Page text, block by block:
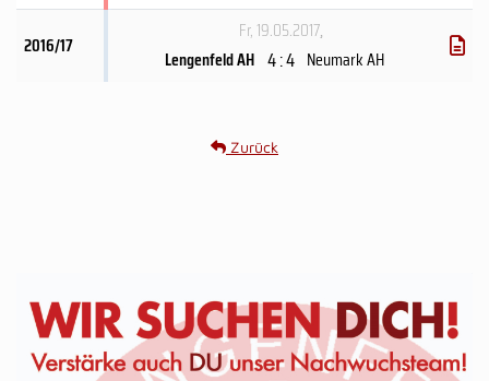
2016/17
Fr, 19.05.2017,
Lengenfeld AH 4 : 4 Neumark AH
Zurück